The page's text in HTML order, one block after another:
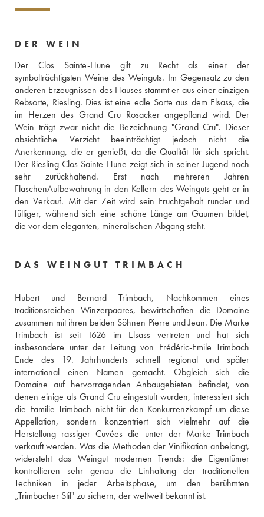
DER WEIN
Der Clos Sainte-Hune gilt zu Recht als einer der
symbolträchtigsten Weine des Weinguts. Im Gegensatz zu den
anderen Erzeugnissen des Hauses stammt er aus einer einzigen
Rebsorte, Riesling. Dies ist eine edle Sorte aus dem Elsass, die
im Herzen des Grand Cru Rosacker angepflanzt wird. Der
Wein trägt zwar nicht die Bezeichnung "Grand Cru". Dieser
absichtliche Verzicht beeinträchtigt jedoch nicht die
Anerkennung, die er genießt, da die Qualität für sich spricht.
Der Riesling Clos Sainte-Hune zeigt sich in seiner Jugend noch
sehr zurückhaltend. Erst nach mehreren Jahren
FlaschenAufbewahrung in den Kellern des Weinguts geht er in
den Verkauf. Mit der Zeit wird sein Fruchtgehalt runder und
fülliger, während sich eine schöne Länge am Gaumen bildet,
die vor dem eleganten, mineralischen Abgang steht.
DAS WEINGUT TRIMBACH
Hubert und Bernard Trimbach, Nachkommen eines
traditionsreichen Winzerpaares, bewirtschaften die Domaine
zusammen mit ihren beiden Söhnen Pierre und Jean. Die Marke
Trimbach ist seit 1626 im Elsass vertreten und hat sich
insbesondere unter der Leitung von Frédéric-Emile Trimbach
Ende des 19. Jahrhunderts schnell regional und später
international einen Namen gemacht. Obgleich sich die
Domaine auf hervorragenden Anbaugebieten befindet, von
denen einige als Grand Cru eingestuft wurden, interessiert sich
die Familie Trimbach nicht für den Konkurrenzkampf um diese
Appellation, sondern konzentriert sich vielmehr auf die
Herstellung rassiger Cuvées die unter der Marke Trimbach
verkauft werden. Was die Methoden der Vinifikation anbelangt,
widersteht das Weingut modernen Trends: die Eigentümer
kontrollieren sehr genau die Einhaltung der traditionellen
Techniken in jeder Arbeitsphase, um den berühmten
„Trimbacher Stil" zu sichern, der weltweit bekannt ist.